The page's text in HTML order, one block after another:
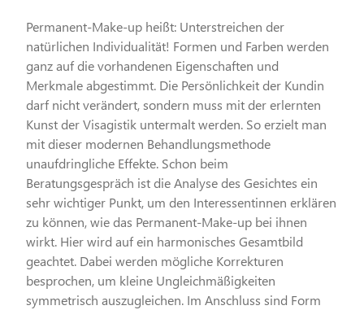
Permanent-Make-up heißt: Unterstreichen der
natürlichen Individualität! Formen und Farben werden
ganz auf die vorhandenen Eigenschaften und
Merkmale abgestimmt. Die Persönlichkeit der Kundin
darf nicht verändert, sondern muss mit der erlernten
Kunst der Visagistik untermalt werden. So erzielt man
mit dieser modernen Behandlungsmethode
unaufdringliche Effekte. Schon beim
Beratungsgespräch ist die Analyse des Gesichtes ein
sehr wichtiger Punkt, um den Interessentinnen erklären
zu können, wie das Permanent-Make-up bei ihnen
wirkt. Hier wird auf ein harmonisches Gesamtbild
geachtet. Dabei werden mögliche Korrekturen
besprochen, um kleine Ungleichmäßigkeiten
symmetrisch auszugleichen. Im Anschluss sind Form